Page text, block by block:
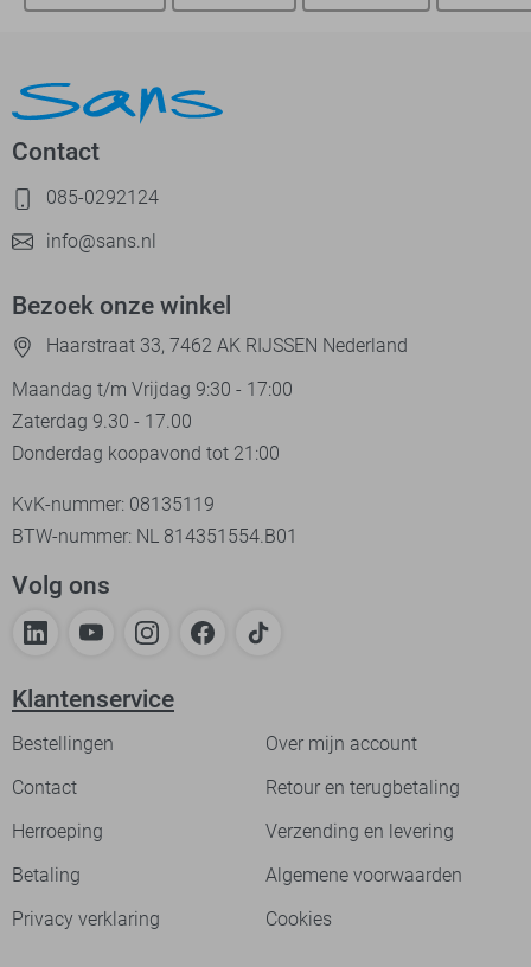
Contact
085-0292124
info@sans.nl
Bezoek onze winkel
Haarstraat 33, 7462 AK RIJSSEN Nederland
Maandag t/m Vrijdag 9:30 - 17:00
Zaterdag 9.30 - 17.00
Donderdag koopavond tot 21:00
KvK-nummer: 08135119
BTW-nummer: NL 814351554.B01
Volg ons
Klantenservice
Bestellingen
Over mijn account
Contact
Retour en terugbetaling
Herroeping
Verzending en levering
Betaling
Algemene voorwaarden
Privacy verklaring
Cookies